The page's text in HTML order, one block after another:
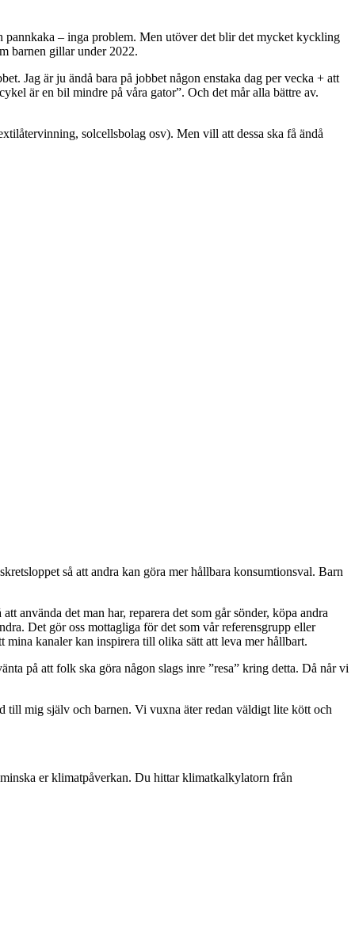
pannkaka – inga problem. Men utöver det blir det mycket kyckling
barnen gillar under 2022.
Jag är ju ändå bara på jobbet någon enstaka dag per vecka + att
är en bil mindre på våra gator”. Och det mår alla bättre av.
solcellsbolag osv). Men vill att dessa ska få ändå
så att andra kan göra mer hållbara konsumtionsval. Barn
använda det man har, reparera det som går sönder, köpa andra
Det gör oss mottagliga för det som vår referensgrupp eller
mina kanaler kan inspirera till olika sätt att leva mer hållbart.
på att folk ska göra någon slags inre ”resa” kring detta. Då når vi
till mig själv och barnen. Vi vuxna äter redan väldigt lite kött och
er klimatpåverkan. Du hittar klimatkalkylatorn från